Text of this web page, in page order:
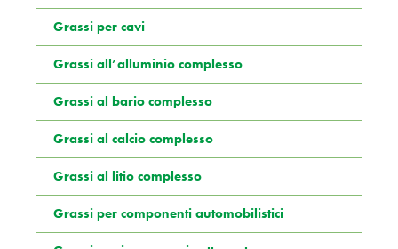
Grassi per cavi
Grassi all’alluminio complesso
Grassi al bario complesso
Grassi al calcio complesso
Grassi al litio complesso
Grassi per componenti automobilistici